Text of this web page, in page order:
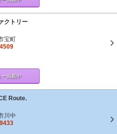
クトリー
宝町
ー掲載中
Route.
川中